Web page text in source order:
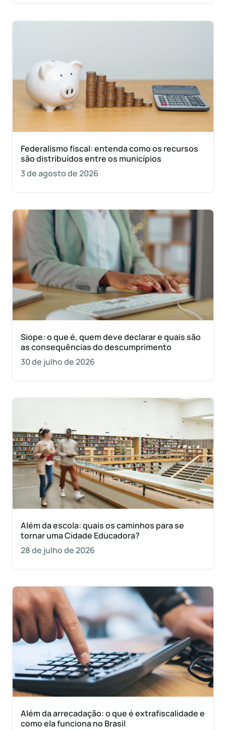
Federalismo fiscal: entenda como os recursos
são distribuídos entre os municípios
3 de agosto de 2026
Siope: o que é, quem deve declarar e quais são
as consequências do descumprimento
30 de julho de 2026
Além da escola: quais os caminhos para se
tornar uma Cidade Educadora?
28 de julho de 2026
Além da arrecadação: o que é extrafiscalidade e
como ela funciona no Brasil